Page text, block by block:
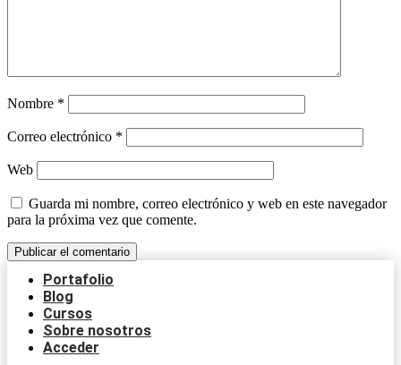
Nombre *
Correo electrónico *
Web
Guarda mi nombre, correo electrónico y web en este navegador
para la próxima vez que comente.
Portafolio
Blog
Cursos
Sobre nosotros
Acceder